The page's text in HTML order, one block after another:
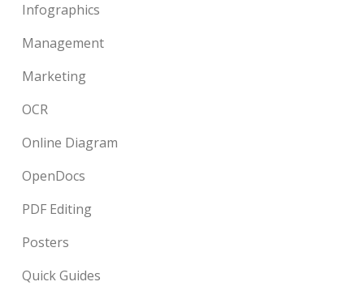
Infographics
Management
Marketing
OCR
Online Diagram
OpenDocs
PDF Editing
Posters
Quick Guides